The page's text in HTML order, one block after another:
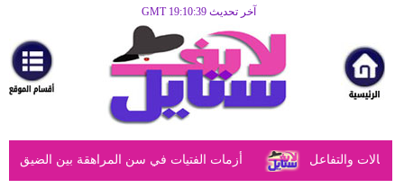
آخر تحديث GMT 19:10:39
مرأة
أزياء
أزياء
إسلامية
أزمات الفتيات في سن المراهقة بين الضيق والتفاعل